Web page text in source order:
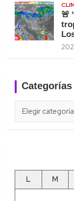
🚨
Categorías
L
M